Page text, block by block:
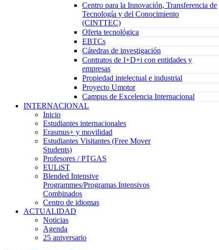
Centro para la Innovación, Transferencia de
Tecnología y del Conocimiento
(CINTTEC)
Oferta tecnológica
EBTCs
Cátedras de investigación
Contratos de I+D+i con entidades y
empresas
Propiedad intelectual e industrial
Proyecto Umotor
Campus de Excelencia Internacional
INTERNACIONAL
Inicio
Estudiantes internacionales
Erasmus+ y movilidad
Estudiantes Visitantes (Free Mover
Students)
Profesores / PTGAS
EULiST
Blended Intensive
Programmes/Programas Intensivos
Combinados
Centro de idiomas
ACTUALIDAD
Noticias
Agenda
25 aniversario